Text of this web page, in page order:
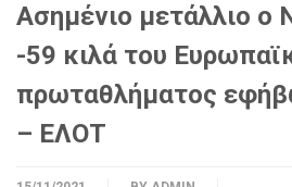
Ασημένιο μετάλλιο ο
-59 κιλά του
πρωταθλήματος
– ΕΛΟΤ